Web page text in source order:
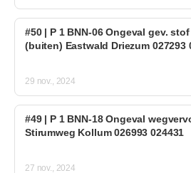
#50 | P 1 BNN-06 Ongeval gev.
(buiten) Eastwald Driezum 027293
29 nov., 2024
#49 | P 1 BNN-18 Ongeval
Stirumweg Kollum 026993 024431
27 nov., 2024